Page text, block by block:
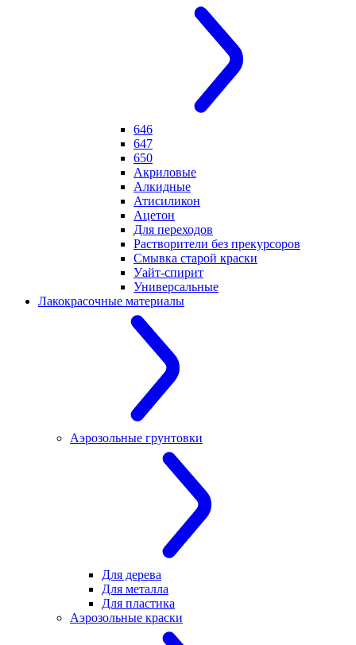
646
647
650
Акриловые
Алкидные
Атисиликон
Ацетон
Для переходов
Растворители без прекурсоров
Смывка старой краски
Уайт-спирит
Универсальные
Лакокрасочные материалы
Аэрозольные грунтовки
Для дерева
Для металла
Для пластика
Аэрозольные краски